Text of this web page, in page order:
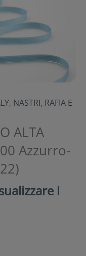
, NASTRI, RAFIA E
ALTA
Azzurro-
i